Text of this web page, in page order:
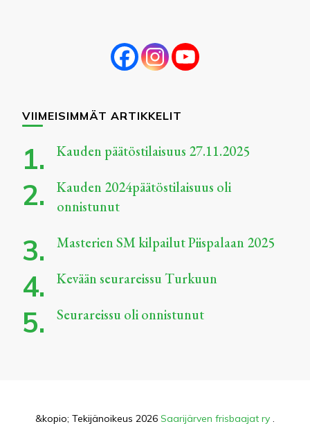
VIIMEISIMMÄT ARTIKKELIT
Kauden päätöstilaisuus 27.11.2025
Kauden 2024päätöstilaisuus oli
onnistunut
Masterien SM kilpailut Piispalaan 2025
Kevään seurareissu Turkuun
Seurareissu oli onnistunut
&kopio; Tekijänoikeus 2026 Saarijärven frisbaajat ry .